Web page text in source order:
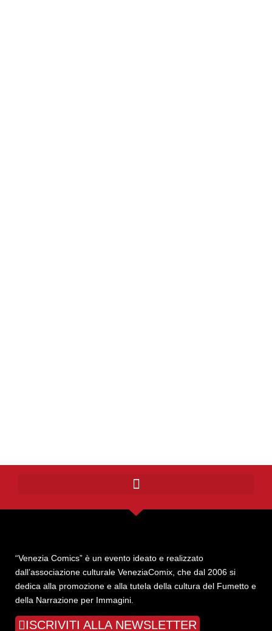
“Venezia Comics” è un evento ideato e realizzato
dall’associazione culturale VeneziaComix, che dal 2006 si
dedica alla promozione e alla tutela della cultura del Fumetto e
della Narrazione per Immagini.
ISCRIVITI ALLA NEWSLETTER